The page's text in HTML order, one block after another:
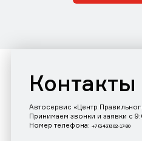
Контакты
Автосервис «Центр
Принимаем звонки и заявки с
Номер телефона: +7 (343)302-17-80